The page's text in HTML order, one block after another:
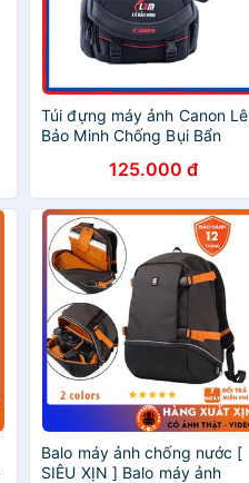
Túi đựng máy ảnh Canon Lê
Bảo Minh Chống Bụi Bẩn
125.000 đ
Balo máy ảnh chống nước [
SIÊU XỊN ] Balo máy ảnh